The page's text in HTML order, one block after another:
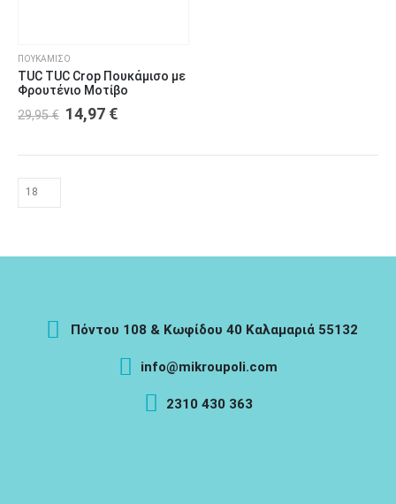
να
επιλεγούν
στη
σελίδα
ΠΟΥΚΆΜΙΣΟ
TUC TUC Crop Πουκάμισο με
Φρουτένιο Μοτίβο
29,95€ Original
price
29,95 €.
14,97 €Η
είναι:
Πόντου 108 & Κωφίδου 40 Καλαμαριά 55132
info@mikroupoli.com
2310 430 363